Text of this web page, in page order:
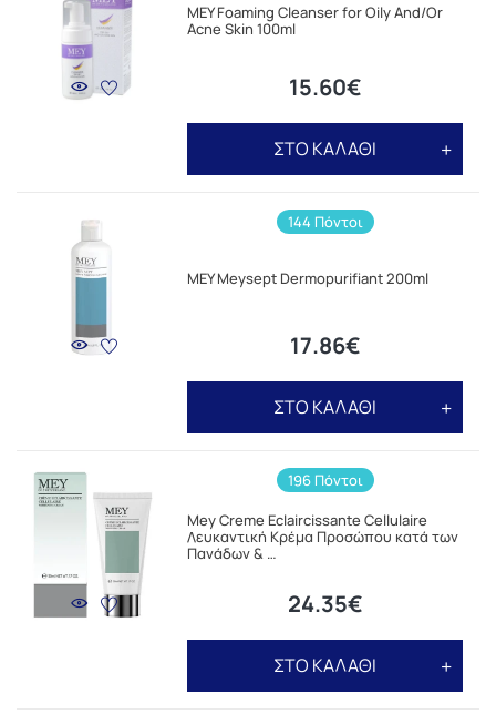
MEY Foaming Cleanser for Oily And/Or
Acne Skin 100ml
15.60€
ΣΤΟ ΚΑΛΑΘΙ
144 Πόντοι
MEY Meysept Dermopurifiant 200ml
17.86€
ΣΤΟ ΚΑΛΑΘΙ
196 Πόντοι
Mey Creme Eclaircissante Cellulaire
Λευκαντική Κρέμα Προσώπου κατά των
Πανάδων & …
24.35€
ΣΤΟ ΚΑΛΑΘΙ